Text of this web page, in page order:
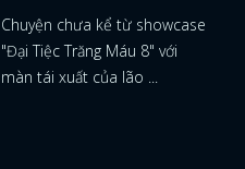
Chuyện chưa kể từ showcase
"Đại Tiệc Trăng Máu 8" với
màn tái xuất của lão ...